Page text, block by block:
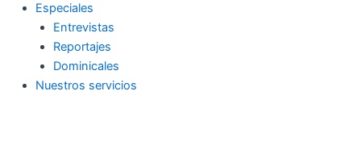
Especiales
Entrevistas
Reportajes
Dominicales
Nuestros servicios